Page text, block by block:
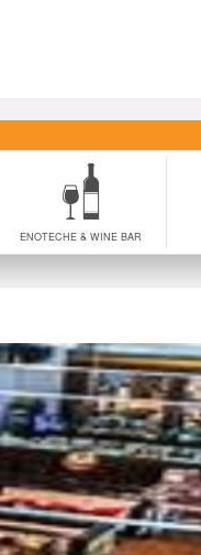
ENOTECHE & WINE BAR